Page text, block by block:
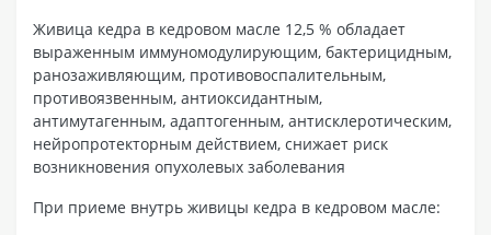
Живица кедра в кедровом масле 12,5 % обладает
выраженным иммуномодулирующим, бактерицидным,
ранозаживляющим, противовоспалительным,
противоязвенным, антиоксидантным,
антимутагенным, адаптогенным, антисклеротическим,
нейропротекторным действием, снижает риск
возникновения опухолевых заболевания
При приеме внутрь живицы кедра в кедровом масле: